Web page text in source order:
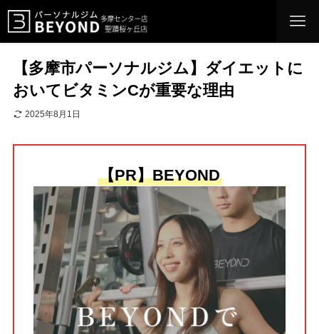
【多摩市パーソナルジム】ダイエットに
おいてビタミンCが重要な理由
2025年8月1日
【PR】BEYOND